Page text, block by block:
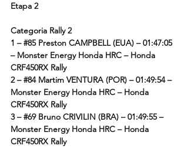
Etapa 2
Categoria Rally 2
1 – #85 Preston CAMPBELL (EUA) – 01:47:05
– Monster Energy Honda HRC – Honda
CRF450RX Rally
2 – #84 Martim VENTURA (POR) – 01:49:54 –
Monster Energy Honda HRC – Honda
CRF450RX Rally
3 – #69 Bruno CRIVILIN (BRA) – 01:49:55 –
Monster Energy Honda HRC – Honda
CRF450RX Rally